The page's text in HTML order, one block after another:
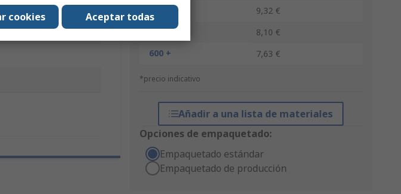
75 - 299
9,32 €
300 - 599
8,10 €
600 +
7,63 €
*precio indicativo
Añadir a una lista de materiales
Opciones de empaquetado:
Empaquetado estándar
Empaquetado de producción
DIL de 18 vías
Aceptar todas
cookies